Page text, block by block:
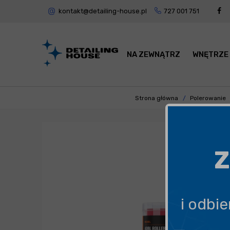
kontakt@detailing-house.pl 727 001 751
NA ZEWNĄTRZ WNĘTRZE
Strona główna Polerowanie
i